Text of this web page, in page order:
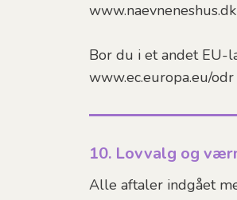
www.naevneneshus.dk
Bor du i et andet EU-
www.ec.europa.eu/odr
10. Lovvalg og
Alle aftaler indgået